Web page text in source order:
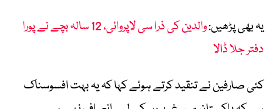
یہ بھی پڑھیں:
والدین کی ذرا سی لاپروائی، 12 سالہ بچے نے پورا
دفتر جلا ڈالا
کئی صارفین نے تنقید کرتے ہوئے کہا کہ یہ بہت افسوسناک